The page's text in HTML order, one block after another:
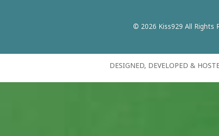
© 2026 Kiss929 All Rights
DESIGNED, DEVELOPED &